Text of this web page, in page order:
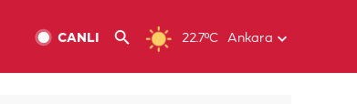
22.7ºC Ankara
CANLI